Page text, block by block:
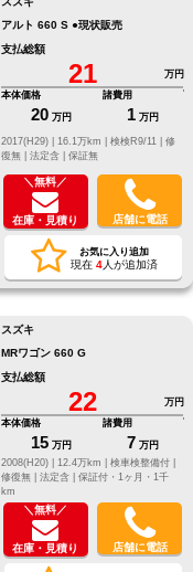
アルト 660 S ●現状販売
支払総額
21
万円
本体価格
20 万円
諸費用
1 万円
修
復無 | 法定含 | 保証無
＼無料／
在庫・見積り 店舗に電話
お気に入り追加
現在 4人が追加済
スズキ
MRワゴン 660 G
支払総額
22
万円
本体価格
15 万円
諸費用
7 万円
2008(H20) |
12.4万km |
検車検整備付 |
修復無 | 法定含 | 保証付・1ヶ月・1千
km
＼無料／
在庫・見積り 店舗に電話